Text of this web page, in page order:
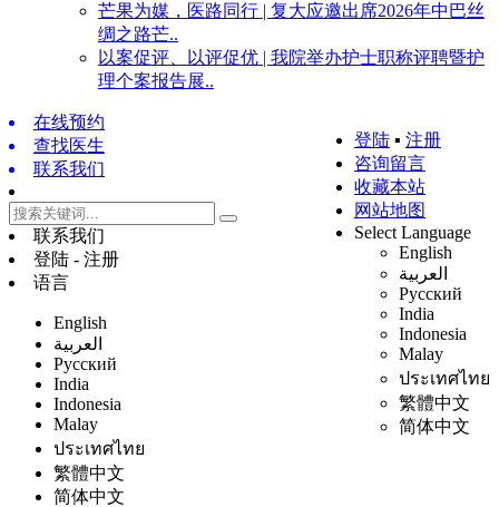
芒果为媒，医路同行 | 复大应邀出席2026年中巴丝
绸之路芒..
以案促评、以评促优 | 我院举办护士职称评聘暨护
理个案报告展..
登陆 ▪ 注册
咨询留言
收藏本站
网站地图
Select Language
English
العربية
Русский
India
Indonesia
Malay
ประเทศไทย
繁體中文
简体中文
在线预约
查找医生
联系我们
联系我们
登陆 - 注册
语言
English
العربية
Русский
India
Indonesia
Malay
ประเทศไทย
繁體中文
简体中文